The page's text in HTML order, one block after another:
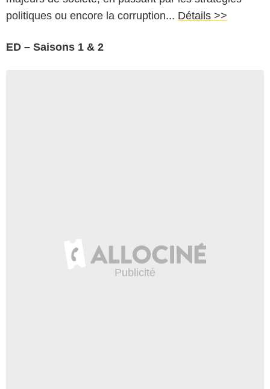
politiques ou encore la corruption... Détails >>
ED – Saisons 1 & 2